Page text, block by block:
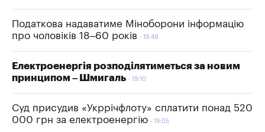
Податкова надаватиме Міноборони інформацію
про чоловіків 18–60 років
19:49
Електроенергія розподілятиметься за новим
принципом – Шмигаль
19:10
Суд присудив «Укррічфлоту» сплатити понад 520
000 грн за електроенергію
19:05